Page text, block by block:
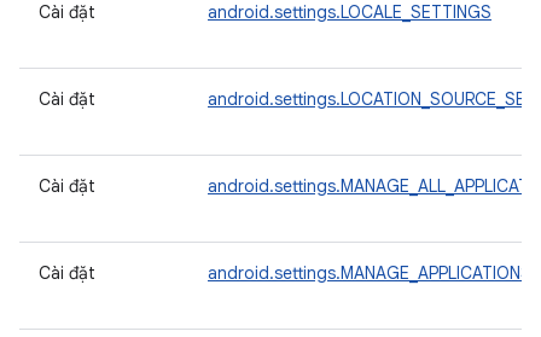
Cài đặt android.settings.LOCALE_SETTINGS
Cài đặt
Cài đặt
Cài đặt